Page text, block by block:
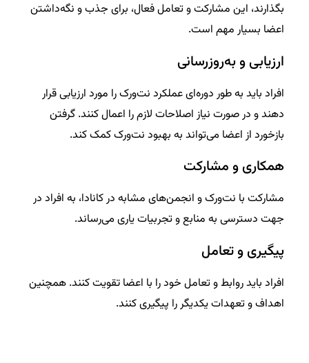
بگذارند، این مشارکت و تعامل فعال، برای جذب و نگه‌داشتن
اعضا بسیار مهم است.
ارزیابی و به‌روزرسانی
افراد باید به طور دوره‌ای عملکرد نت‌ورک را مورد ارزیابی قرار
دهند و در صورت نیاز اصلاحات لازم را اعمال کنند. گرفتن
بازخورد از اعضا می‌تواند به بهبود نت‌ورک کمک کند.
همکاری و مشارکت
مشارکت با نت‌ورک و انجمن‌های مشابه در کانادا، به افراد در
جهت دسترسی به منابع و تجربیات یاری می‌رساند.
پیگیری و تعامل
افراد باید روابط و تعامل خود را با اعضا تقویت کنند. همچنین
اهداف و تعهدات یکدیگر را پیگیری کنند.